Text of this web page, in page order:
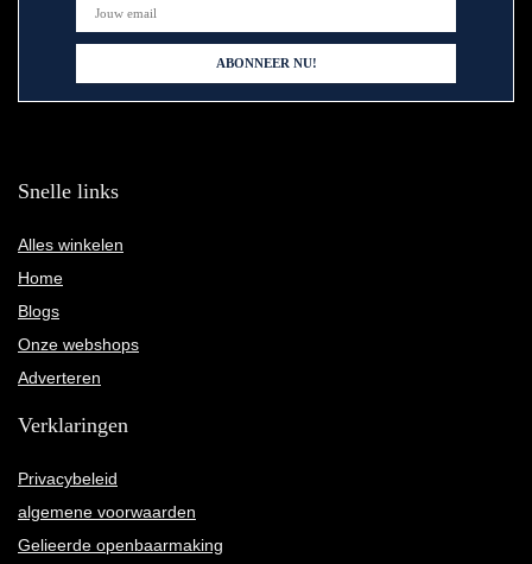
Snelle links
Alles winkelen
Home
Blogs
Onze webshops
Adverteren
Verklaringen
Privacybeleid
algemene voorwaarden
Gelieerde openbaarmaking